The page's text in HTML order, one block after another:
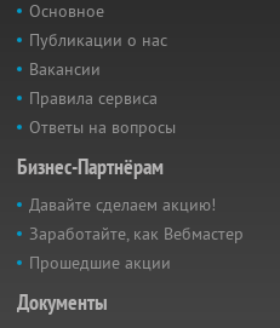
Основное
Публикации о нас
Вакансии
Правила сервиса
Ответы на вопросы
Бизнес-Партнёрам
Давайте сделаем акцию!
Заработайте, как Вебмастер
Прошедшие акции
Документы